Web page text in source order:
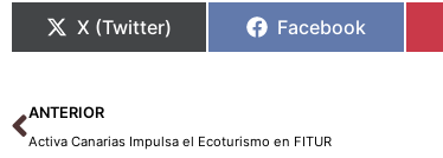
X (Twitter) Facebook
Ant
ANTERIOR
Activa Canarias Impulsa el Ecoturismo en FITUR